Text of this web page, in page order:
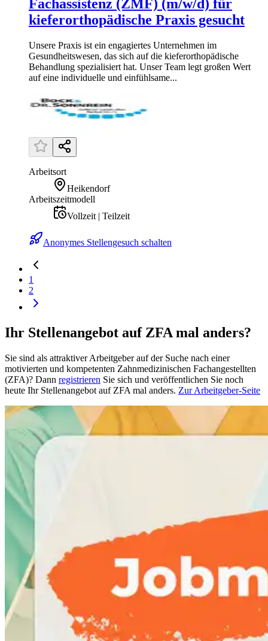
Fachassistenz (ZMF) (m/w/d) für
kieferorthopädische Praxis gesucht
Unsere Praxis ist ein engagiertes Unternehmen im
Gesundheitswesen, das sich auf die kieferorthopädische
Behandlung spezialisiert hat. Unser Team legt großen Wert
auf eine individuelle und einfühlsame...
Arbeitsort
Heikendorf
Arbeitszeitmodell
Vollzeit | Teilzeit
Anonymes Stellengesuch schalten
1
2
Ihr Stellenangebot auf ZFA mal anders?
Sie sind als attraktiver Arbeitgeber auf der Suche nach einer
motivierten und kompetenten Zahnmedizinischen Fachangestellten
(ZFA)? Dann registrieren Sie sich und veröffentlichen Sie noch
heute Ihr Stellenangebot auf ZFA mal anders. Zur Arbeitgeber-Seite